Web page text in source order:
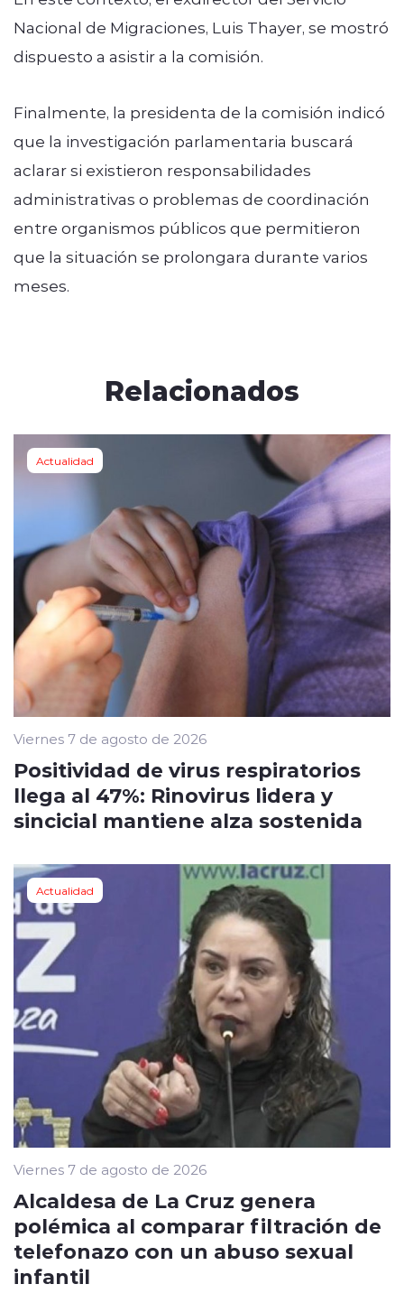
Nacional de Migraciones, Luis Thayer, se mostró
dispuesto a asistir a la comisión.
Finalmente, la presidenta de la comisión indicó
que la investigación parlamentaria buscará
aclarar si existieron responsabilidades
administrativas o problemas de coordinación
entre organismos públicos que permitieron
que la situación se prolongara durante varios
meses.
Relacionados
Actualidad
Viernes 7 de agosto de 2026
Positividad de virus respiratorios
llega al 47%: Rinovirus lidera y
sincicial mantiene alza sostenida
Actualidad
Viernes 7 de agosto de 2026
Alcaldesa de La Cruz genera
polémica al comparar filtración de
telefonazo con un abuso sexual
infantil